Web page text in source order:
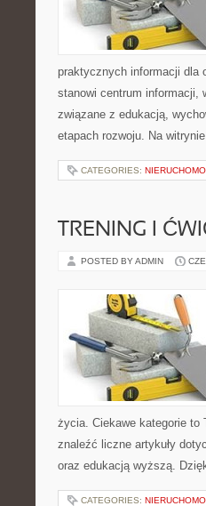
praktycznych informacji dla
stanowi centrum informacji,
związane z edukacją,
etapach rozwoju. Na
CATEGORIES:
TRENING I
POSTED BY ADMIN
życia. Ciekawe kategorie to
znaleźć liczne artykuły
oraz edukacją wyższą.
CATEGORIES: